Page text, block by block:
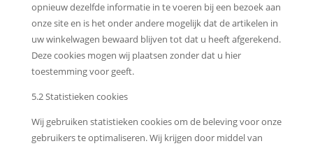
opnieuw dezelfde informatie in te voeren bij een bezoek aan
onze site en is het onder andere mogelijk dat de artikelen in
uw winkelwagen bewaard blijven tot dat u heeft afgerekend.
Deze cookies mogen wij plaatsen zonder dat u hier
toestemming voor geeft.
5.2 Statistieken cookies
Wij gebruiken statistieken cookies om de beleving voor onze
gebruikers te optimaliseren. Wij krijgen door middel van